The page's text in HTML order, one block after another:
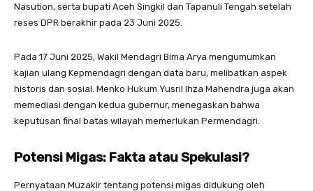
Nasution, serta bupati Aceh Singkil dan Tapanuli Tengah setelah
reses DPR berakhir pada 23 Juni 2025.
Pada 17 Juni 2025, Wakil Mendagri Bima Arya mengumumkan
kajian ulang Kepmendagri dengan data baru, melibatkan aspek
historis dan sosial. Menko Hukum Yusril Ihza Mahendra juga akan
memediasi dengan kedua gubernur, menegaskan bahwa
keputusan final batas wilayah memerlukan Permendagri.
Potensi Migas: Fakta atau Spekulasi?
Pernyataan Muzakir tentang potensi migas didukung oleh